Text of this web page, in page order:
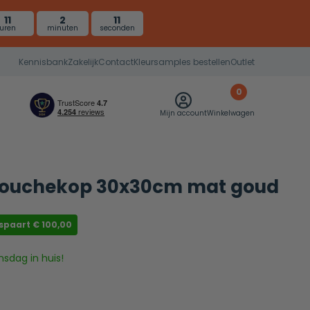
11
uren
2
minuten
10
seconden
KennisbankZakelijkContactKleursamples bestellenOutlet
Mijn account
0
Winkelwagen
30x30cm mat goud
€100,00
in huis!